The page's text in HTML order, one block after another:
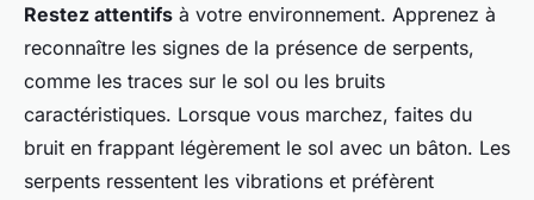
Restez attentifs à votre environnement. Apprenez à
reconnaître les signes de la présence de serpents,
comme les traces sur le sol ou les bruits
caractéristiques. Lorsque vous marchez, faites du
bruit en frappant légèrement le sol avec un bâton. Les
serpents ressentent les vibrations et préfèrent